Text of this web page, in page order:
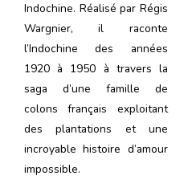
Indochine. Réalisé par Régis
Wargnier, il raconte
l’Indochine des années
1920 à 1950 à travers la
saga d’une famille de
colons français exploitant
des plantations et une
incroyable histoire d’amour
impossible.